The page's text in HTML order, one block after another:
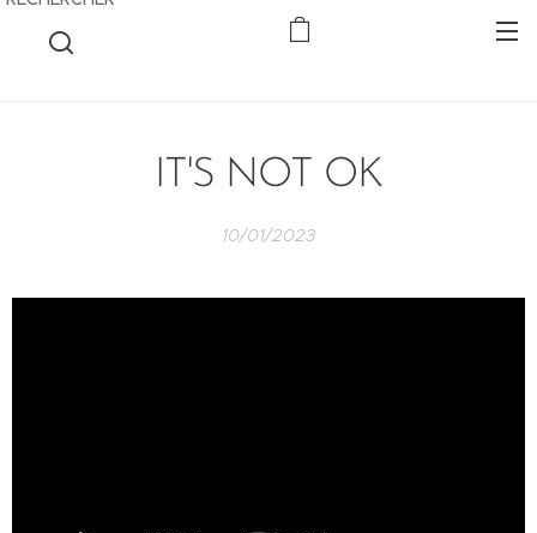
IT'S NOT OK
10/01/2023